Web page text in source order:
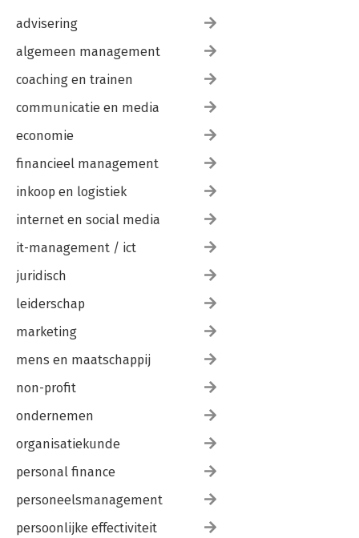
advisering
algemeen management
coaching en trainen
communicatie en media
economie
financieel management
inkoop en logistiek
internet en social media
it-management / ict
juridisch
leiderschap
marketing
mens en maatschappij
non-profit
ondernemen
organisatiekunde
personal finance
personeelsmanagement
persoonlijke effectiviteit